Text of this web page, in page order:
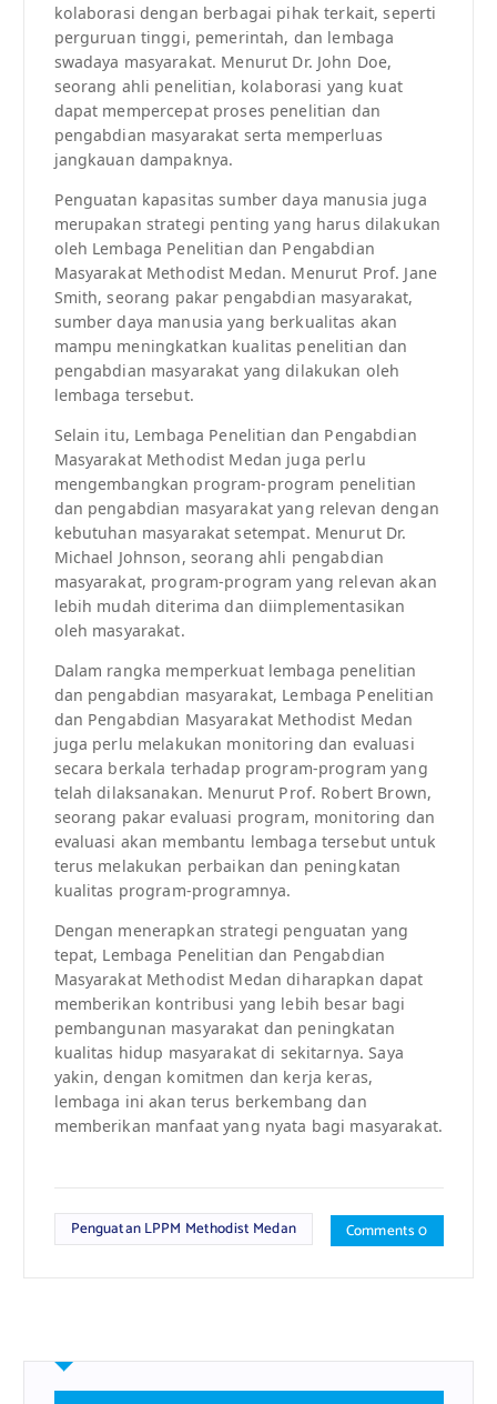
kolaborasi dengan berbagai pihak terkait, seperti
perguruan tinggi, pemerintah, dan lembaga
swadaya masyarakat. Menurut Dr. John Doe,
seorang ahli penelitian, kolaborasi yang kuat
dapat mempercepat proses penelitian dan
pengabdian masyarakat serta memperluas
jangkauan dampaknya.
Penguatan kapasitas sumber daya manusia juga
merupakan strategi penting yang harus dilakukan
oleh Lembaga Penelitian dan Pengabdian
Masyarakat Methodist Medan. Menurut Prof. Jane
Smith, seorang pakar pengabdian masyarakat,
sumber daya manusia yang berkualitas akan
mampu meningkatkan kualitas penelitian dan
pengabdian masyarakat yang dilakukan oleh
lembaga tersebut.
Selain itu, Lembaga Penelitian dan Pengabdian
Masyarakat Methodist Medan juga perlu
mengembangkan program-program penelitian
dan pengabdian masyarakat yang relevan dengan
kebutuhan masyarakat setempat. Menurut Dr.
Michael Johnson, seorang ahli pengabdian
masyarakat, program-program yang relevan akan
lebih mudah diterima dan diimplementasikan
oleh masyarakat.
Dalam rangka memperkuat lembaga penelitian
dan pengabdian masyarakat, Lembaga Penelitian
dan Pengabdian Masyarakat Methodist Medan
juga perlu melakukan monitoring dan evaluasi
secara berkala terhadap program-program yang
telah dilaksanakan. Menurut Prof. Robert Brown,
seorang pakar evaluasi program, monitoring dan
evaluasi akan membantu lembaga tersebut untuk
terus melakukan perbaikan dan peningkatan
kualitas program-programnya.
Dengan menerapkan strategi penguatan yang
tepat, Lembaga Penelitian dan Pengabdian
Masyarakat Methodist Medan diharapkan dapat
memberikan kontribusi yang lebih besar bagi
pembangunan masyarakat dan peningkatan
kualitas hidup masyarakat di sekitarnya. Saya
yakin, dengan komitmen dan kerja keras,
lembaga ini akan terus berkembang dan
memberikan manfaat yang nyata bagi masyarakat.
Penguatan LPPM Methodist Medan Comments 0